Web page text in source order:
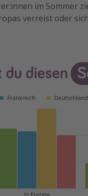
im Sommer
verreist oder